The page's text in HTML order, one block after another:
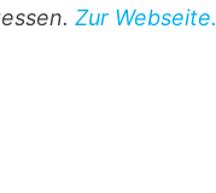
Zur